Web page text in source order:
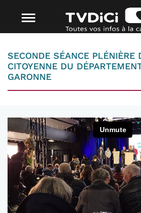
SECONDE SÉANCE PLÉNIÈRE
CITOYENNE DU
GARONNE